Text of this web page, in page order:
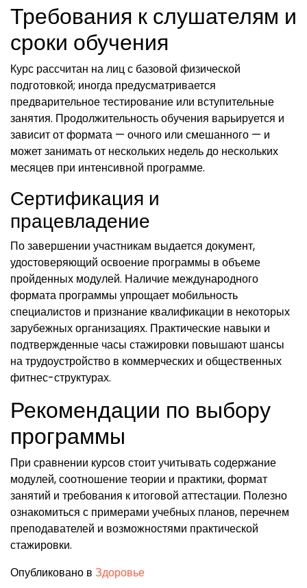
Требования к слушателям и
сроки обучения
Курс рассчитан на лиц с базовой физической
подготовкой; иногда предусматривается
предварительное тестирование или вступительные
занятия. Продолжительность обучения варьируется и
зависит от формата — очного или смешанного — и
может занимать от нескольких недель до нескольких
месяцев при интенсивной программе.
Сертификация и
працевладение
По завершении участникам выдается документ,
удостоверяющий освоение программы в объеме
пройденных модулей. Наличие международного
формата программы упрощает мобильность
специалистов и признание квалификации в некоторых
зарубежных организациях. Практические навыки и
подтвержденные часы стажировки повышают шансы
на трудоустройство в коммерческих и общественных
фитнес-структурах.
Рекомендации по выбору
программы
При сравнении курсов стоит учитывать содержание
модулей, соотношение теории и практики, формат
занятий и требования к итоговой аттестации. Полезно
ознакомиться с примерами учебных планов, перечнем
преподавателей и возможностями практической
стажировки.
Опубликовано в Здоровье